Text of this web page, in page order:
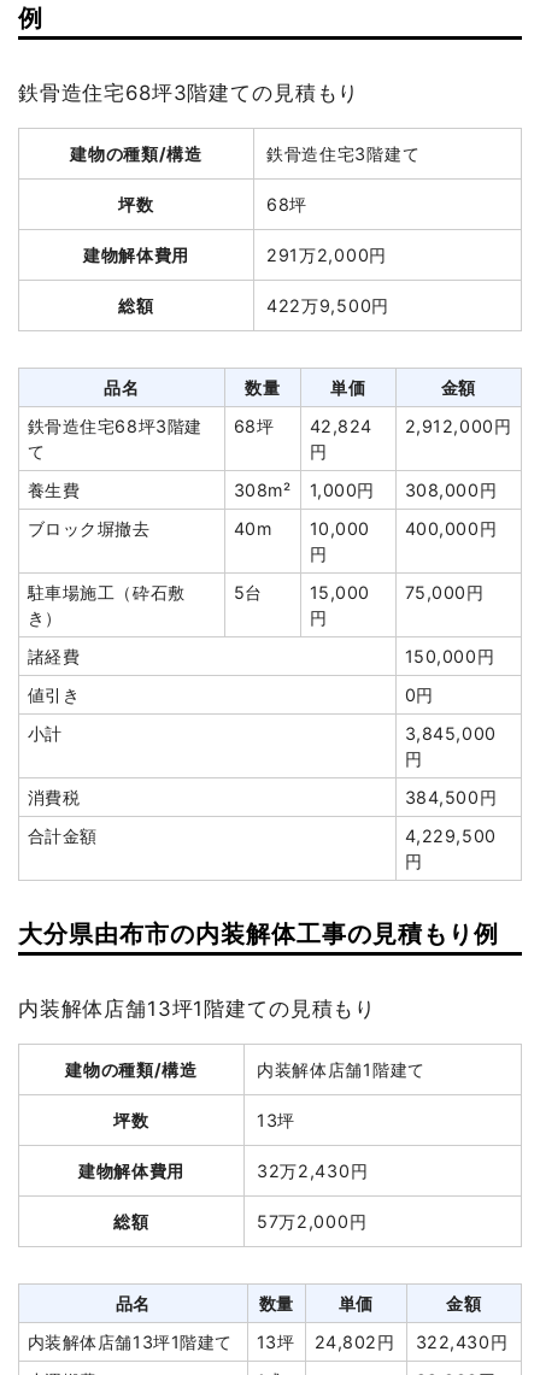
建物解体費用 102万7,125円
総額 129万8,000円
木造店舗兼住宅29坪2階建
29坪
35,418
円
1,027,125
0円
値引き
1,125円
小計
円
消費税
118,000円
円
建物の種類/構造 木造小屋2階建て
建物解体費用 42万円
品名 数量 単価
金額
木造小屋7坪2階建て
物置小屋撤去
330,000円
値引き
0円
例
鉄骨造住宅68坪3階建ての見積もり
建物の種類/構造 鉄骨造住宅3階建て
坪数 68坪
建物解体費用 291万2,000円
総額 422万9,500円
品名 数量 単価
金額
鉄骨造住宅68坪3階建
て
68坪
42,824
円
2,912,000円
養生費 308m² 1,000円
308,000円
ブロック塀撤去
40m
10,000
円
400,000円
駐車場施工（砕石敷
き）
5台
15,000
円
75,000円
諸経費
150,000円
値引き
0円
小計
3,845,000
円
消費税
384,500円
合計金額
4,229,500
円
大分県由布市の内装解体工事の見積もり例
内装解体店舗13坪1階建ての見積もり
建物の種類/構造 内装解体店舗1階建て
坪数 13坪
建物解体費用 32万2,430円
総額 57万2,000円
品名 数量 単価
金額
内装解体店舗13坪1階建て
13坪 24,802円
322,430円